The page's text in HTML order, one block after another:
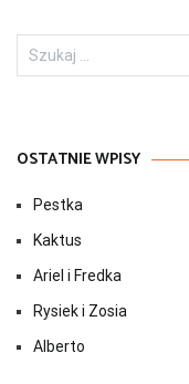
Szukaj:
OSTATNIE WPISY
Pestka
Kaktus
Ariel i Fredka
Rysiek i Zosia
Alberto